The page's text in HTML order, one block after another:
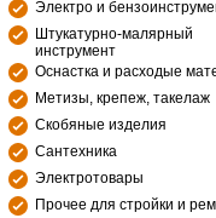
Электро и
Штукатурно-малярный
инструмент
Оснастка и расходые
Метизы, крепеж, такелаж
Скобяные изделия
Сантехника
Электротовары
Прочее для стройки и